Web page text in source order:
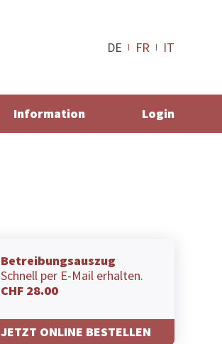
DE FR IT
Information Login
Betreibungsauszug
Schnell per E-Mail erhalten.
CHF 28.00
JETZT ONLINE BESTELLEN